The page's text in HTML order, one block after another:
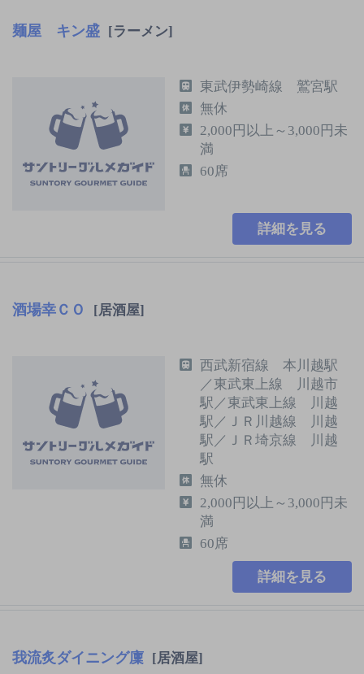
麺屋 キン盛 [ラーメン]
東武伊勢崎線 鷲宮駅
無休
2,000円以上～3,000円未
満
60席
詳細を見る
酒場幸ＣＯ [居酒屋]
西武新宿線 本川越駅
／東武東上線 川越市
駅／東武東上線 川越
駅／ＪＲ川越線 川越
駅／ＪＲ埼京線 川越
駅
無休
2,000円以上～3,000円未
満
60席
詳細を見る
我流炙ダイニング廩 [居酒屋]